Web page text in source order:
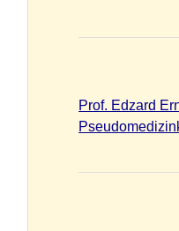
Prof. Edzard